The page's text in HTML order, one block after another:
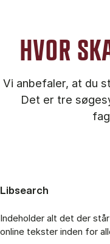
HVOR
Vi anbefaler, at du
Det er tre
Libsearch
Indeholder alt det der
online tekster inden for